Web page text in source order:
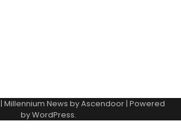
| Millennium News byAscendoor| Powered
byWordPress.